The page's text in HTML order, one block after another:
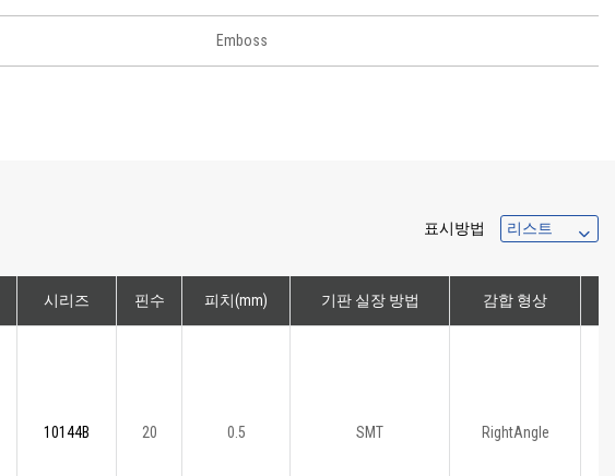
Emboss
표시방법
시리즈 핀수 피치(mm) 기판 실장 방법 감합 형상
10144B 20 0.5 SMT RightAngle